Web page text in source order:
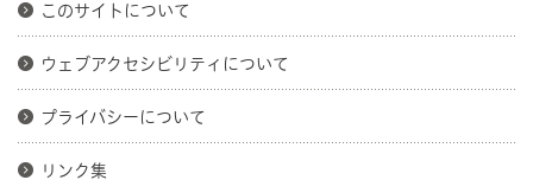
このサイトについて
ウェブアクセシビリティについて
プライバシーについて
リンク集